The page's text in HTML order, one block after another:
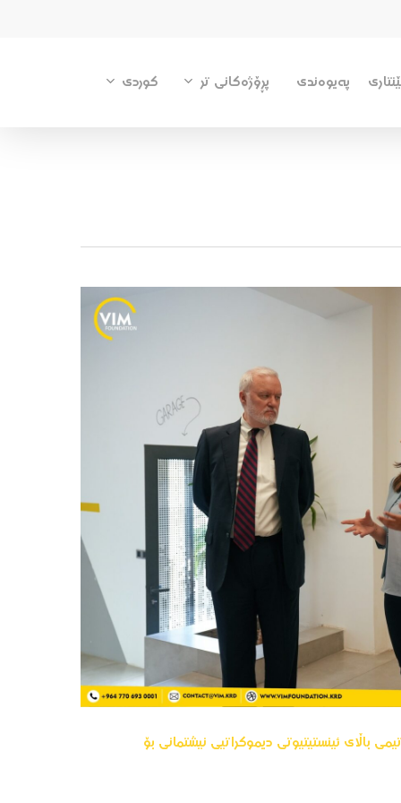
پەیوەندی پڕۆژەکانی تر کوردی
باڵای ئینستیتیوتی دیموکراتیی نیشتمانی بۆ